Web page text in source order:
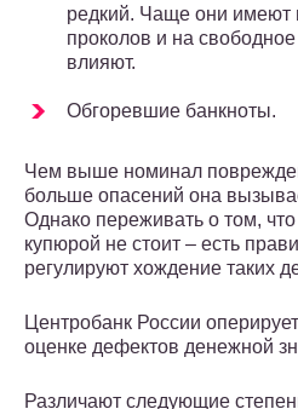
редкий. Чаще они имеют
проколов и на
влияют.
Обгоревшие банкноты.
Чем выше номинал
больше опасений она
Однако переживать о том,
купюрой не стоит – есть
регулируют хождение таких
Центробанк России
оценке дефектов денежной
Различают следующие